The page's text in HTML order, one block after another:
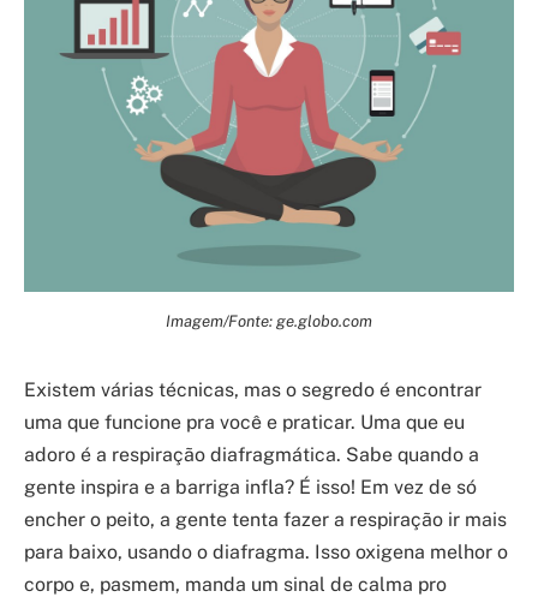
Imagem/Fonte: ge.globo.com
Existem várias técnicas, mas o segredo é encontrar
uma que funcione pra você e praticar. Uma que eu
adoro é a respiração diafragmática. Sabe quando a
gente inspira e a barriga infla? É isso! Em vez de só
encher o peito, a gente tenta fazer a respiração ir mais
para baixo, usando o diafragma. Isso oxigena melhor o
corpo e, pasmem, manda um sinal de calma pro